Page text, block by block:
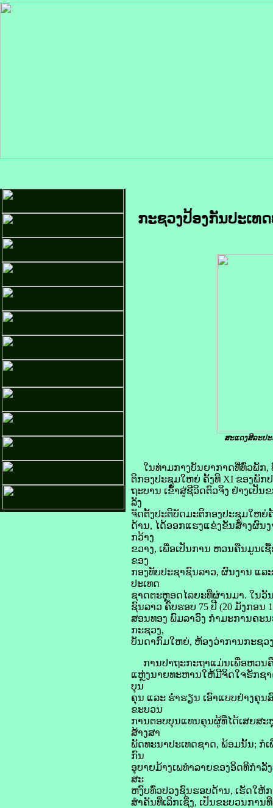
ກະຊວງປ້ອງກັນປະເທ
ສະແດງສີລະປະ
ໃນທ່າມກາງບັນຍາກາດທີ່ທົ່ວພັກ,
ຕິກອງປະຊຸມໃຫຍ່ ຄັ້ງທີ XI ຂອງພັກ
ຖະບານ ເຂົ້າສູ່ຊີວິດຕົວຈິງ ຢ່າງເປັນ
ລັງ
ຈັດຕັ້ງປະຕິບັດມະຕິກອງປະຊຸມໃຫຍ່
ດ້ານ, ໄດ້ອອກແຮງແຂ່ງຂັນສ້າງຜົນ
ກວ້າງ
ຂວາງ, ເພື່ອເປັນການ ຫວນຄືນມູນ
ຂອງ
ກອງທັບປະຊາຊົນລາວ, ຜົນງານ ແ
ປະເທດ
ຊາດຕະຫຼອດໄລຍະທີ່ຜ່ານມາ. ໃນວັ
ຊົນລາວ ຄົບຮອບ 75 ປີ (20 ມັງກອນ
ສອນທອງ ພົມລາວົງ ກໍາມະການຄະ
ກະຊວງ,
ບັນດາກົມໃຫຍ່, ຫ້ອງວ່າການກະຊວ
ການປາຖະກະຖາແມ່ນເພື່ອຫວນຄື
ແຫຼ່ງນາຍທະຫານໃຫ້ມີຈິດໃຈຮັກຊ
ບຸນ
ຄຸນ ແລະ ຮໍ່າຮຽນ ເອົາແບບຢ່າງຄຸ
ຂະບວນ
ການຕອບບຸນແທນຄຸນຜູ້ທີ່ໄດ້ເສຍສ
ສ້າງສາ
ພັດທະນາປະເທດຊາດ, ພ້ອມນັ້ນ; ກໍເ
ກົນ
ອຸບາຍມ້າງເພທຳລາຍຂອງອິດທິກຳ
ສະ
ຫງົບທົ່ວປວງຊົນຮອບດ້ານ, ເຮັດໃຫ້
ສຳຄັນທີ່ເລິກເຊິ່ງ, ເປັນຂະບວນກາ